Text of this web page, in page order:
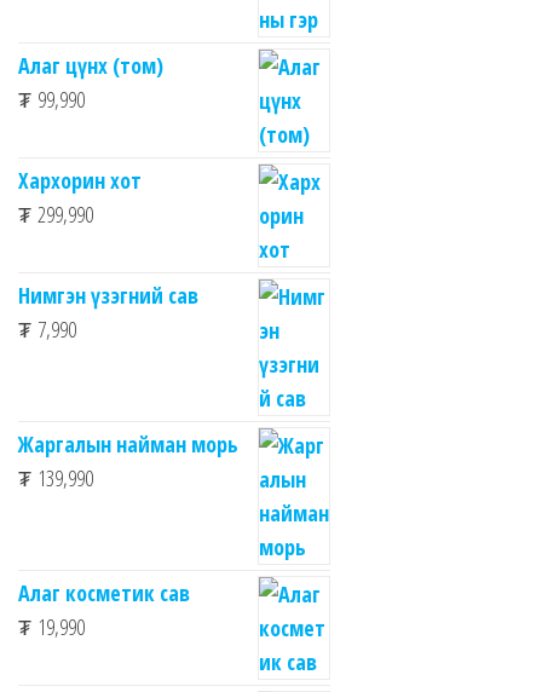
Алаг цүнх (том)
₮ 99,990
Хархорин хот
₮ 299,990
Нимгэн үзэгний сав
₮ 7,990
Жаргалын найман морь
₮ 139,990
Алаг косметик сав
₮ 19,990